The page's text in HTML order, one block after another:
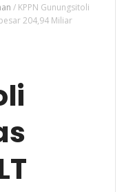
/ KPPN Gunungsitoli
204,94 Miliar